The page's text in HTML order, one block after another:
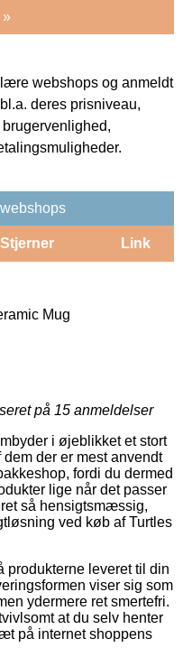
»
webshops og anmeldt
deres prisniveau,
Stjerner Link
Mug
på 15 anmeldelser
i øjeblikket et stort
der er mest anvendt
fordi du dermed
lige når det passer
så hensigtsmæssig,
ved køb af Turtles
produkterne leveret til din
viser sig som
ydermere ret smertefri.
at du selv henter
på internet shoppens